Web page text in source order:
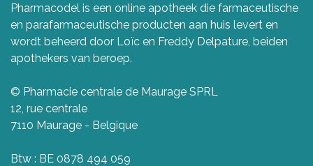
Pharmacodel is een online apotheek die farmaceutische
en parafarmaceutische producten aan huis levert en
wordt beheerd door Loïc en Freddy Delpature, beiden
apothekers van beroep.
© Pharmacie centrale de Maurage SPRL
12, rue centrale
7110 Maurage - Belgique
Btw : BE 0878 494 059